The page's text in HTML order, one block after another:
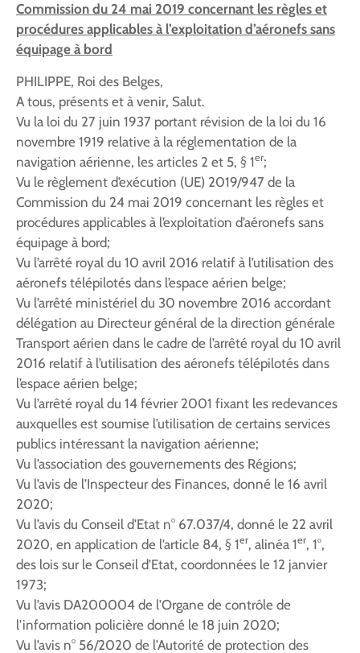
Commission du 24 mai 2019 concernant les règles et
procédures applicables à l’exploitation d’aéronefs sans
équipage à bord
PHILIPPE, Roi des Belges,
A tous, présents et à venir, Salut.
Vu la loi du 27 juin 1937 portant révision de la loi du 16
novembre 1919 relative à la réglementation de la
navigation aérienne, les articles 2 et 5, § 1er;
Vu le règlement d’exécution (UE) 2019/947 de la
Commission du 24 mai 2019 concernant les règles et
procédures applicables à l’exploitation d’aéronefs sans
équipage à bord;
Vu l’arrêté royal du 10 avril 2016 relatif à l’utilisation des
aéronefs télépilotés dans l’espace aérien belge;
Vu l’arrêté ministériel du 30 novembre 2016 accordant
délégation au Directeur général de la direction générale
Transport aérien dans le cadre de l’arrêté royal du 10 avril
2016 relatif à l’utilisation des aéronefs télépilotés dans
l’espace aérien belge;
Vu l’arrêté royal du 14 février 2001 fixant les redevances
auxquelles est soumise l’utilisation de certains services
publics intéressant la navigation aérienne;
Vu l’association des gouvernements des Régions;
Vu l’avis de l’Inspecteur des Finances, donné le 16 avril
2020;
Vu l’avis du Conseil d’Etat n° 67.037/4, donné le 22 avril
2020, en application de l’article 84, § 1er, alinéa 1er, 1°,
des lois sur le Conseil d’Etat, coordonnées le 12 janvier
1973;
Vu l’avis DA200004 de l’Organe de contrôle de
l’information policière donné le 18 juin 2020;
Vu l’avis n° 56/2020 de l’Autorité de protection des